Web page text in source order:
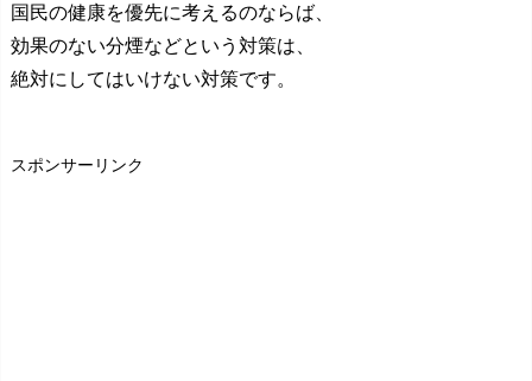
国民の健康を優先に考えるのならば、
効果のない分煙などという対策は、
絶対にしてはいけない対策です。
スポンサーリンク